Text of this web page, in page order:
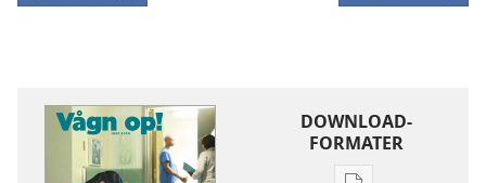
DOWNLOAD-
FORMATER